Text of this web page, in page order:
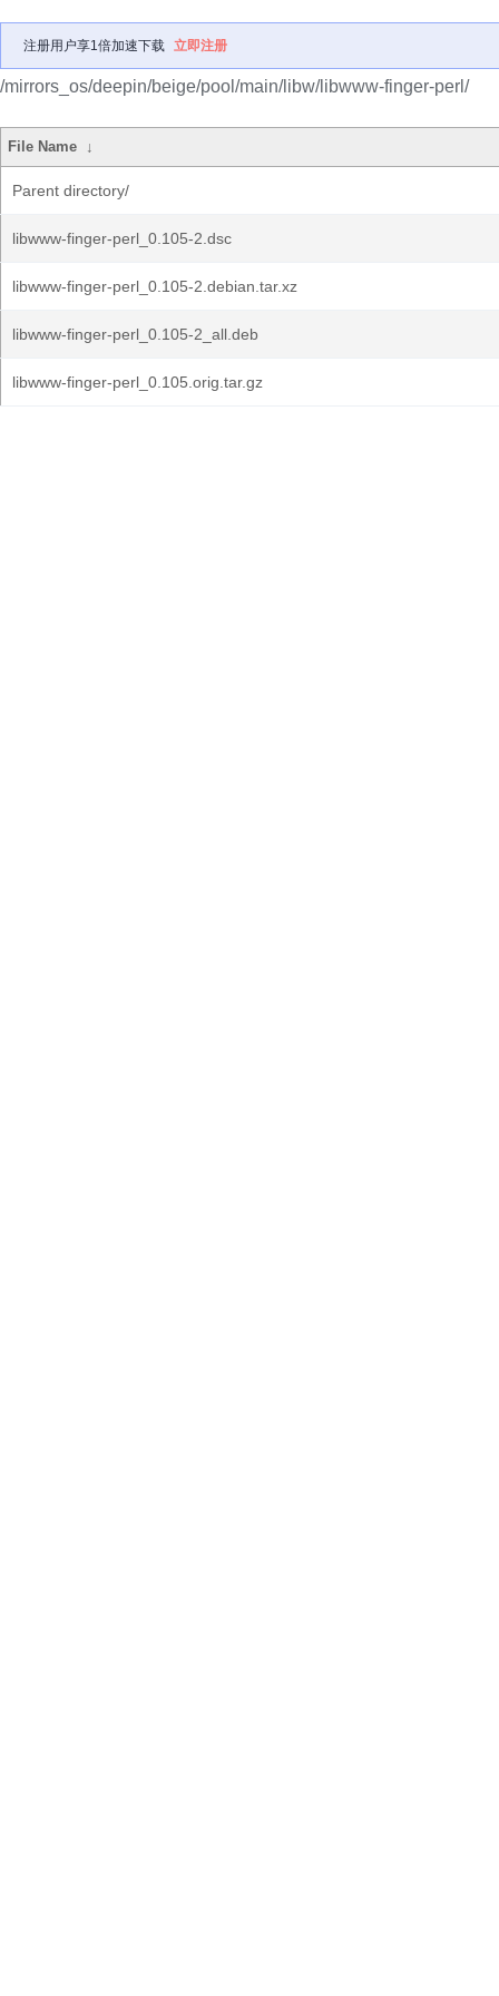
注册用户享1倍加速下载 立即注册
/mirrors_os/deepin/beige/pool/main/libw/libwww-finger-perl/
File Name ↓
Parent directory/
libwww-finger-perl_0.105-2.dsc
libwww-finger-perl_0.105-2.debian.tar.xz
libwww-finger-perl_0.105-2_all.deb
libwww-finger-perl_0.105.orig.tar.gz